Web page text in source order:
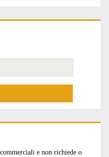
e non richiede o